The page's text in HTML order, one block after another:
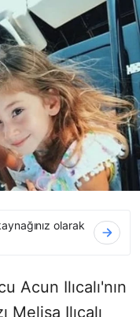
olarak
Acun Ilıcalı'nın
Melisa Ilıcalı